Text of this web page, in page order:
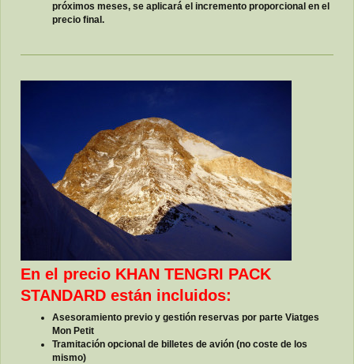
próximos meses, se aplicará el incremento proporcional en el
precio final.
En el precio KHAN TENGRI PACK
STANDARD están incluidos:
Asesoramiento previo y gestión reservas por parte Viatges
Mon Petit
Tramitación opcional de billetes de avión (no coste de los
mismo)